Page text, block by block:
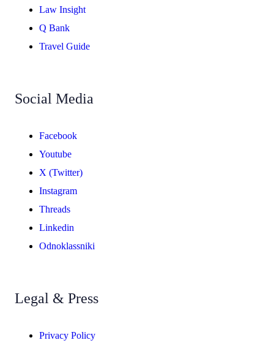
Law Insight
Q Bank
Travel Guide
Social Media
Facebook
Youtube
X (Twitter)
Instagram
Threads
Linkedin
Odnoklassniki
Legal & Press
Privacy Policy